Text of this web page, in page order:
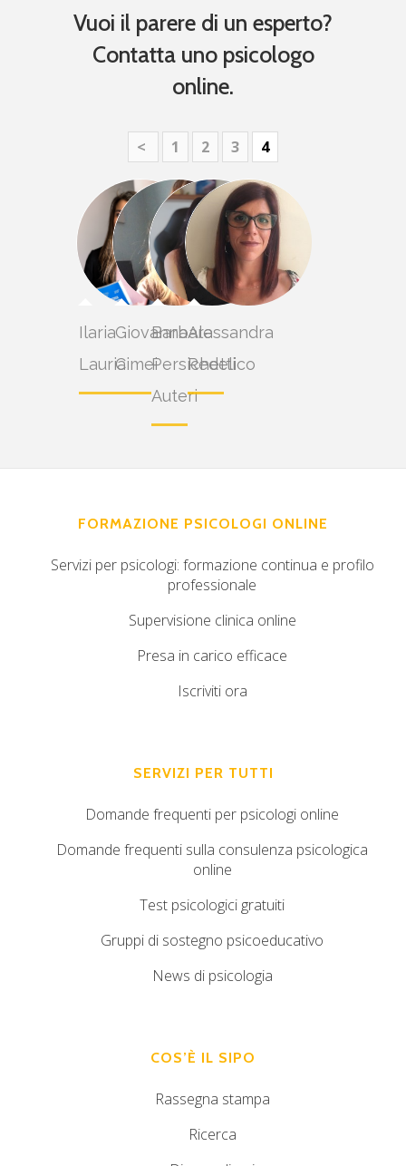
Vuoi il parere di un esperto?
Contatta uno psicologo
online.
< 1 2 3 4
Ilaria
Lauria
Giovanna
Cimei
Barbara
Persichetti
Auteri
Alessandra
Redelico
FORMAZIONE PSICOLOGI ONLINE
Servizi per psicologi: formazione continua e profilo
professionale
Supervisione clinica online
Presa in carico efficace
Iscriviti ora
SERVIZI PER TUTTI
Domande frequenti per psicologi online
Domande frequenti sulla consulenza psicologica
online
Test psicologici gratuiti
Gruppi di sostegno psicoeducativo
News di psicologia
COS’È IL SIPO
Rassegna stampa
Ricerca